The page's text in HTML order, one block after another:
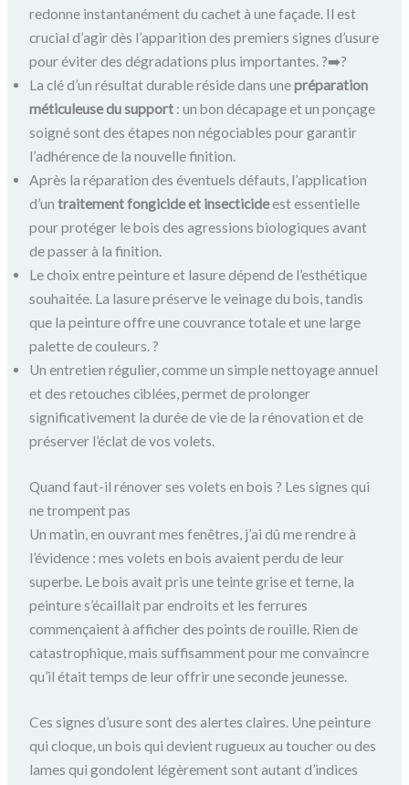
redonne instantanément du cachet à une façade. Il est
crucial d’agir dès l’apparition des premiers signes d’usure
pour éviter des dégradations plus importantes. ?️➡️?
La clé d’un résultat durable réside dans unepréparation
méticuleuse du support : un bon décapage et un ponçage
soigné sont des étapes non négociables pour garantir
l’adhérence de la nouvelle finition.
Après la réparation des éventuels défauts, l’application
d’untraitement fongicide et insecticideest essentielle
pour protéger le bois des agressions biologiques avant
de passer à la finition.
Le choix entre peinture et lasure dépend de l’esthétique
souhaitée. La lasure préserve le veinage du bois, tandis
que la peinture offre une couvrance totale et une large
palette de couleurs. ?
Un entretien régulier, comme un simple nettoyage annuel
et des retouches ciblées, permet de prolonger
significativement la durée de vie de la rénovation et de
préserver l’éclat de vos volets.
Quand faut-il rénover ses volets en bois ? Les signes qui
ne trompent pas
Un matin, en ouvrant mes fenêtres, j’ai dû me rendre à
l’évidence : mes volets en bois avaient perdu de leur
superbe. Le bois avait pris une teinte grise et terne, la
peinture s’écaillait par endroits et les ferrures
commençaient à afficher des points de rouille. Rien de
catastrophique, mais suffisamment pour me convaincre
qu’il était temps de leur offrir une seconde jeunesse.
Ces signes d’usure sont des alertes claires. Une peinture
qui cloque, un bois qui devient rugueux au toucher ou des
lames qui gondolent légèrement sont autant d’indices